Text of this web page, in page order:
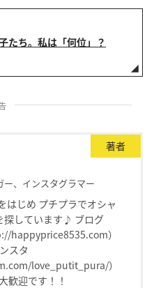
たち。私は「何位」？
著者
ー、インスタグラマー
はじめ プチプラでオシャ
探しています♪ ブログ
happyprice8535.com）
スタ
love_putit_pura/）
歓迎です！！